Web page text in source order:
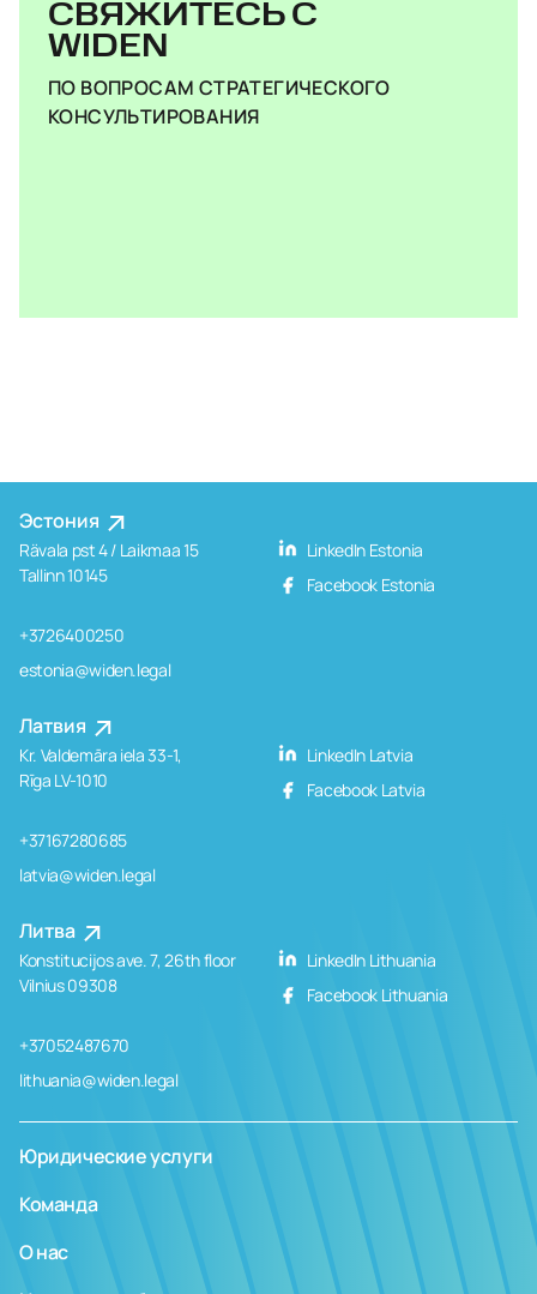
СВЯЖИТЕСЬ С
WIDEN
ПО ВОПРОСАМ СТРАТЕГИЧЕСКОГО
КОНСУЛЬТИРОВАНИЯ
Эстония
Rävala pst 4 / Laikmaa 15
Tallinn 10145
+3726400250
estonia@widen.legal
LinkedIn Estonia
Facebook Estonia
Латвия
Kr. Valdemāra iela 33-1,
Rīga LV-1010
+37167280685
latvia@widen.legal
LinkedIn Latvia
Facebook Latvia
Литва
Konstitucijos ave. 7, 26th floor
Vilnius 09308
+37052487670
lithuania@widen.legal
LinkedIn Lithuania
Facebook Lithuania
Юридические услуги
Команда
О нас